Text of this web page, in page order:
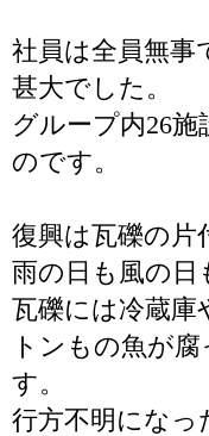
社員は全員無事
甚大でした。
グループ内26施
のです。
復興は瓦礫の片
雨の日も風の日
瓦礫には冷蔵庫
トンもの魚が
す。
行方不明になっ